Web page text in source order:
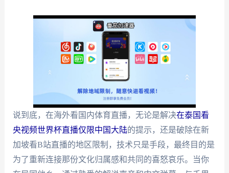
说到底，在海外看国内体育直播，无论是解决在泰国看
央视频世界杯直播仅限中国大陆的提示，还是破除在新
加坡看B站直播的地区限制，技术只是手段，最终目的是
为了重新连接那份文化归属感和共同的喜怒哀乐。当你